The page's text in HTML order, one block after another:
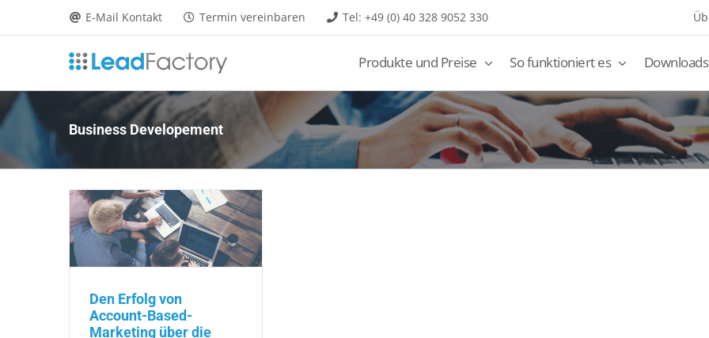
E-Mail Kontakt Termin vereinbaren Tel: +49 (0) 40 328 9052 330
Produkte und Preise So funktioniert es Downloads
Business Developement
Den Erfolg von
Account-Based-
Marketing über die